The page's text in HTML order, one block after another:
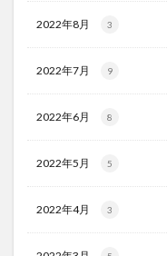
2022年8月 3
2022年7月 9
2022年6月 8
2022年5月 5
2022年4月 3